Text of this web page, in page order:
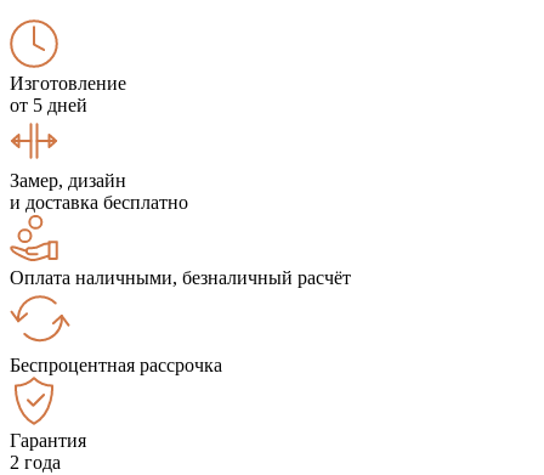
Изготовление
от 5 дней
Замер, дизайн
и доставка бесплатно
Оплата наличными, безналичный расчёт
Беспроцентная рассрочка
Гарантия
2 года